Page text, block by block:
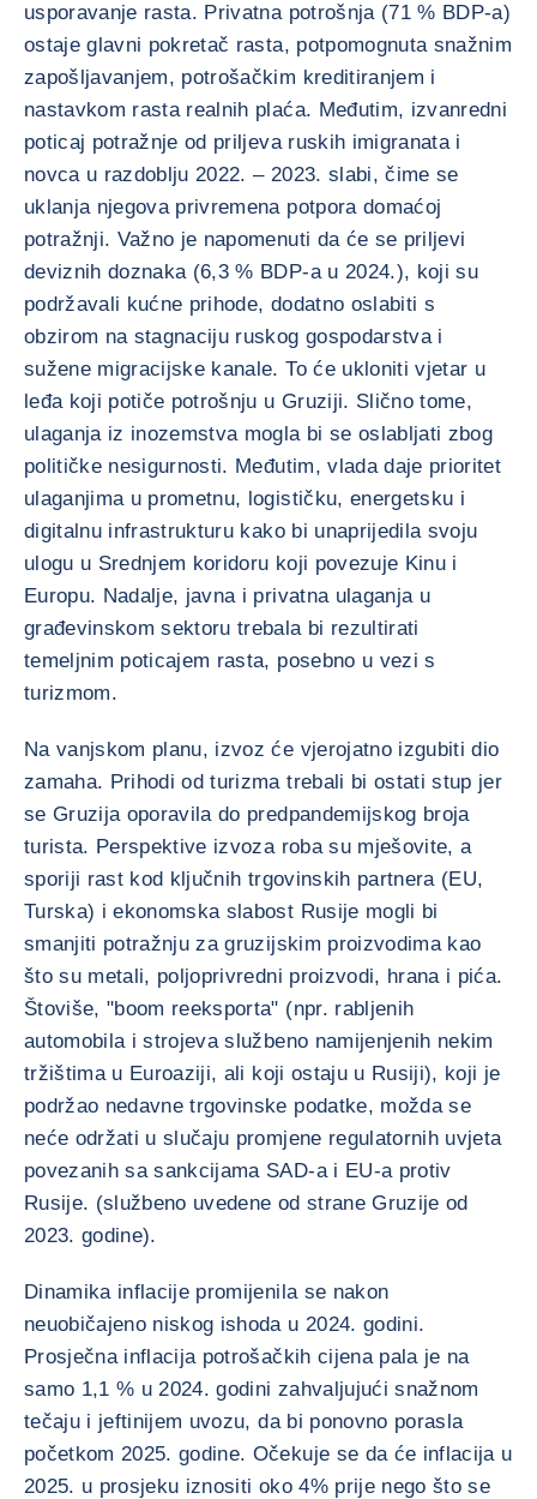
usporavanje rasta. Privatna potrošnja (71 % BDP-a)
ostaje glavni pokretač rasta, potpomognuta snažnim
zapošljavanjem, potrošačkim kreditiranjem i
nastavkom rasta realnih plaća. Međutim, izvanredni
poticaj potražnje od priljeva ruskih imigranata i
novca u razdoblju 2022. – 2023. slabi, čime se
uklanja njegova privremena potpora domaćoj
potražnji. Važno je napomenuti da će se priljevi
deviznih doznaka (6,3 % BDP-a u 2024.), koji su
podržavali kućne prihode, dodatno oslabiti s
obzirom na stagnaciju ruskog gospodarstva i
sužene migracijske kanale. To će ukloniti vjetar u
leđa koji potiče potrošnju u Gruziji. Slično tome,
ulaganja iz inozemstva mogla bi se oslabljati zbog
političke nesigurnosti. Međutim, vlada daje prioritet
ulaganjima u prometnu, logističku, energetsku i
digitalnu infrastrukturu kako bi unaprijedila svoju
ulogu u Srednjem koridoru koji povezuje Kinu i
Europu. Nadalje, javna i privatna ulaganja u
građevinskom sektoru trebala bi rezultirati
temeljnim poticajem rasta, posebno u vezi s
turizmom.
Na vanjskom planu, izvoz će vjerojatno izgubiti dio
zamaha. Prihodi od turizma trebali bi ostati stup jer
se Gruzija oporavila do predpandemijskog broja
turista. Perspektive izvoza roba su mješovite, a
sporiji rast kod ključnih trgovinskih partnera (EU,
Turska) i ekonomska slabost Rusije mogli bi
smanjiti potražnju za gruzijskim proizvodima kao
što su metali, poljoprivredni proizvodi, hrana i pića.
Štoviše, "boom reeksporta" (npr. rabljenih
automobila i strojeva službeno namijenjenih nekim
tržištima u Euroaziji, ali koji ostaju u Rusiji), koji je
podržao nedavne trgovinske podatke, možda se
neće održati u slučaju promjene regulatornih uvjeta
povezanih sa sankcijama SAD-a i EU-a protiv
Rusije. (službeno uvedene od strane Gruzije od
2023. godine).
Dinamika inflacije promijenila se nakon
neuobičajeno niskog ishoda u 2024. godini.
Prosječna inflacija potrošačkih cijena pala je na
samo 1,1 % u 2024. godini zahvaljujući snažnom
tečaju i jeftinijem uvozu, da bi ponovno porasla
početkom 2025. godine. Očekuje se da će inflacija u
2025. u prosjeku iznositi oko 4% prije nego što se